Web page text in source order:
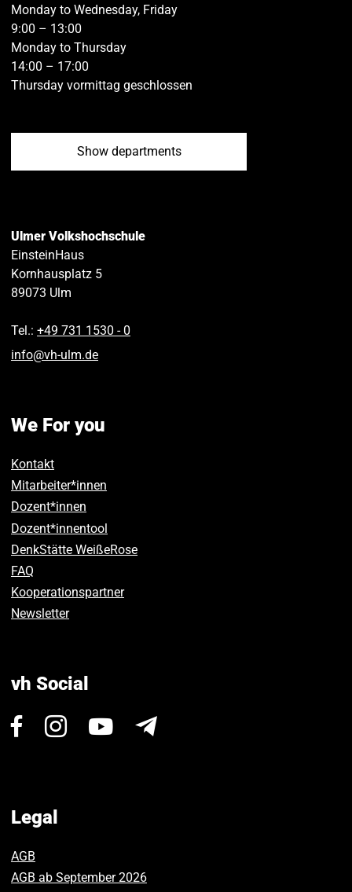
Monday to Wednesday, Friday
9:00 – 13:00
Monday to Thursday
14:00 – 17:00
Thursday vormittag geschlossen
Show departments
Ulmer Volkshochschule
EinsteinHaus
Kornhausplatz 5
89073 Ulm
Tel.: +49 731 1530 ‑ 0
info@vh-ulm.de
We For you
Kontakt
Mitarbeiter*innen
Dozent*innen
Dozent*innentool
DenkStätte WeißeRose
FAQ
Kooperationspartner
Newsletter
vh Social
Visit Visit
Visit
Legal
AGB
AGB ab September 2026